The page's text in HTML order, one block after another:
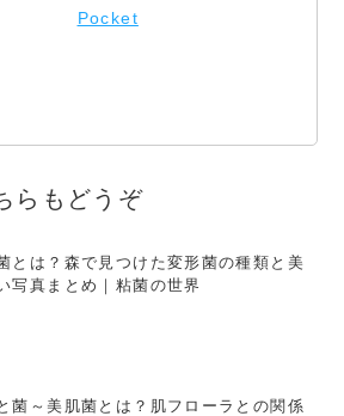
Pocket
らもどうぞ
とは？森で見つけた変形菌の種類と美
写真まとめ｜粘菌の世界
菌～美肌菌とは？肌フローラとの関係